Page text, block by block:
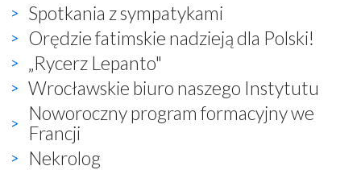
Spotkania z sympatykami
Orędzie fatimskie nadzieją dla Polski!
„Rycerz Lepanto"
Wrocławskie biuro naszego Instytutu
Noworoczny program formacyjny we
Francji
Nekrolog